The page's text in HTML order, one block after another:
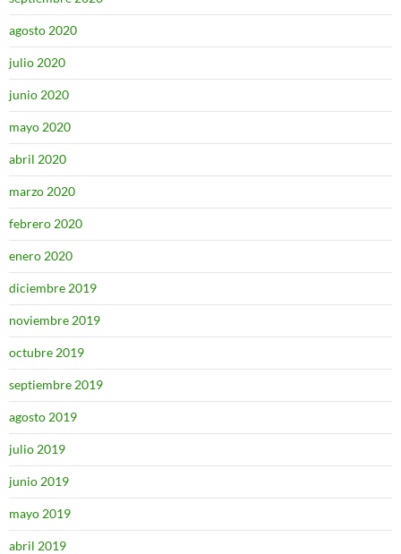
agosto 2020
julio 2020
junio 2020
mayo 2020
abril 2020
marzo 2020
febrero 2020
enero 2020
diciembre 2019
noviembre 2019
octubre 2019
septiembre 2019
agosto 2019
julio 2019
junio 2019
mayo 2019
abril 2019